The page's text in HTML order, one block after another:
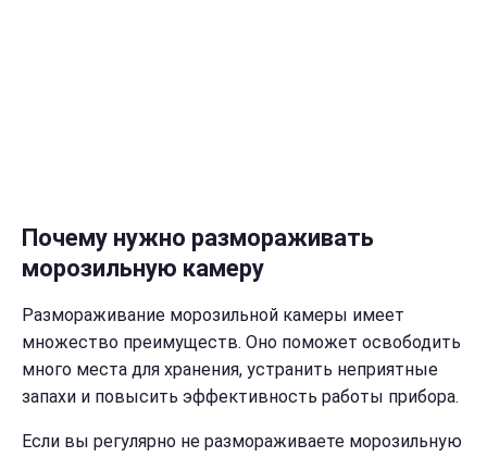
Почему нужно размораживать
морозильную камеру
Размораживание морозильной камеры имеет
множество преимуществ. Оно поможет освободить
много места для хранения, устранить неприятные
запахи и повысить эффективность работы прибора.
Если вы регулярно не размораживаете морозильную